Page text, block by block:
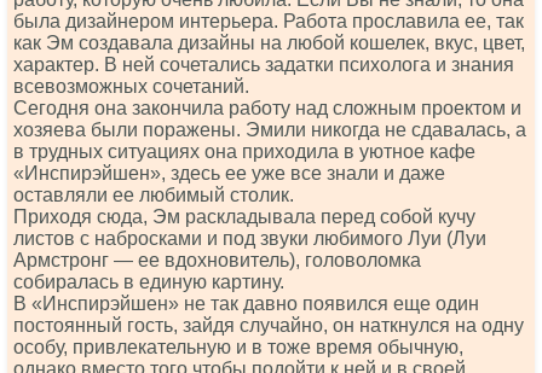
была дизайнером интерьера. Работа прославила ее, так
как Эм создавала дизайны на любой кошелек, вкус, цвет,
характер. В ней сочетались задатки психолога и знания
всевозможных сочетаний.
Сегодня она закончила работу над сложным проектом и
хозяева были поражены. Эмили никогда не сдавалась, а
в трудных ситуациях она приходила в уютное кафе
«Инспирэйшен», здесь ее уже все знали и даже
оставляли ее любимый столик.
Приходя сюда, Эм раскладывала перед собой кучу
листов с набросками и под звуки любимого Луи (Луи
Армстронг — ее вдохновитель), головоломка
собиралась в единую картину.
В «Инспирэйшен» не так давно появился еще один
постоянный гость, зайдя случайно, он наткнулся на одну
особу, привлекательную и в тоже время обычную,
однако вместо того чтобы подойти к ней и в своей